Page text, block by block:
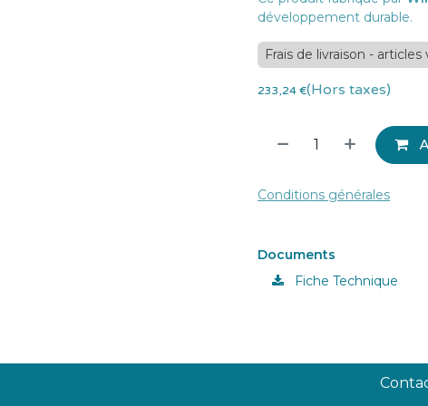
développement durable.
Frais de livraison -
233,24 €(Hors taxes)
Conditions générales
Documents
Fiche Technique